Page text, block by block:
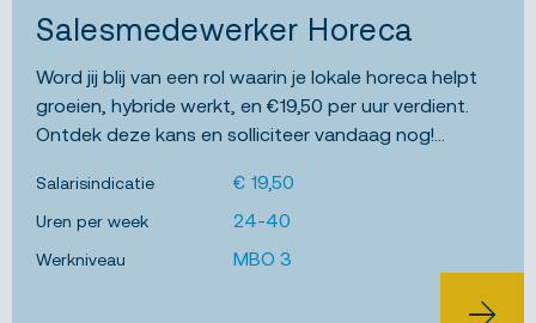
Salesmedewerker Horeca
Word jij blij van een rol waarin je lokale horeca helpt
groeien, hybride werkt, en €19,50 per uur verdient.
Ontdek deze kans en solliciteer vandaag nog!...
Salarisindicatie € 19,50
Uren per week 24-40
Werkniveau MBO 3